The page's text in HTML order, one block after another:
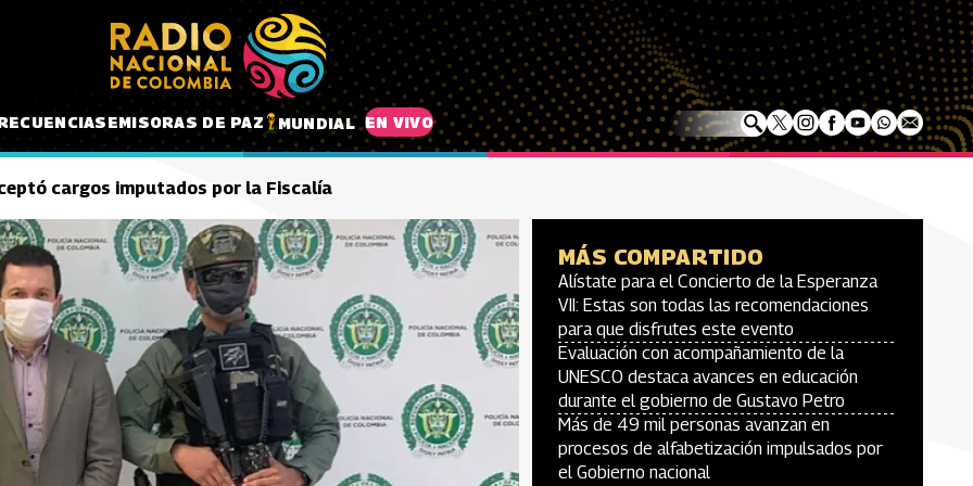
EMISORAS DE PAZ MUNDIAL EN VIVO
cargos imputados por la Fiscalía
MÁS COMPARTIDO
Alístate para el Concierto de la Esperanza
VII: Estas son todas las recomendaciones
para que disfrutes este evento
Evaluación con acompañamiento de la
UNESCO destaca avances en educación
durante el gobierno de Gustavo Petro
Más de 49 mil personas avanzan en
procesos de alfabetización impulsados por
el Gobierno nacional